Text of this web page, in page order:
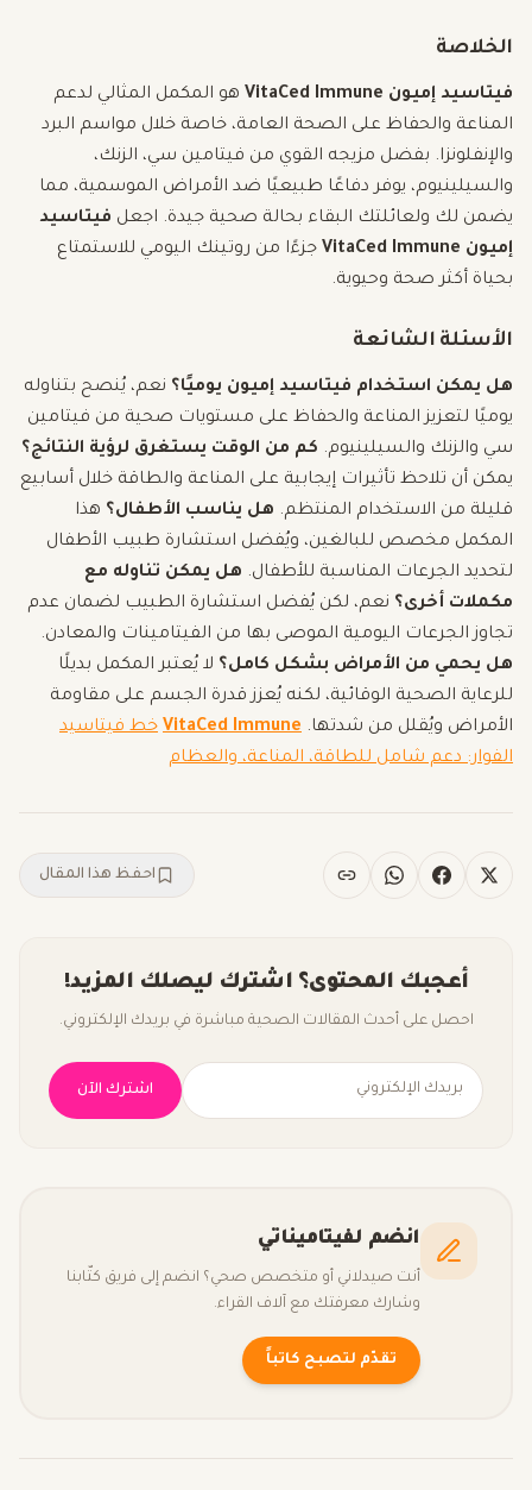
الخلاصة
فيتاسيد إميون VitaCed Immune
هو المكمل المثالي لدعم
المناعة والحفاظ على الصحة العامة، خاصة خلال مواسم البرد
والإنفلونزا. بفضل مزيجه القوي من فيتامين سي، الزنك،
والسيلينيوم، يوفر دفاعًا طبيعيًا ضد الأمراض الموسمية، مما
يضمن لك ولعائلتك البقاء بحالة صحية جيدة. اجعل فيتاسيد
إميون VitaCed Immune
جزءًا من روتينك اليومي للاستمتاع
بحياة أكثر صحة وحيوية.
الأسئلة الشائعة
هل يمكن استخدام فيتاسيد إميون يوميًا؟ نعم، يُنصح بتناوله
يوميًا لتعزيز المناعة والحفاظ على مستويات صحية من فيتامين
سي والزنك والسيلينيوم. كم من الوقت يستغرق لرؤية النتائج؟
يمكن أن تلاحظ تأثيرات إيجابية على المناعة والطاقة خلال أسابيع
قليلة من الاستخدام المنتظم. هل يناسب الأطفال؟ هذا
المكمل مخصص للبالغين، ويُفضل استشارة طبيب الأطفال
لتحديد الجرعات المناسبة للأطفال. هل يمكن تناوله مع
مكملات أخرى؟ نعم، لكن يُفضل استشارة الطبيب لضمان عدم
تجاوز الجرعات اليومية الموصى بها من الفيتامينات والمعادن.
هل يحمي من الأمراض بشكل كامل؟ لا يُعتبر المكمل بديلًا
للرعاية الصحية الوقائية، لكنه يُعزز قدرة الجسم على مقاومة
الأمراض ويُقلل من شدتها. VitaCed Immune خط فيتاسيد
الفوار: دعم شامل للطاقة، المناعة، والعظام
احفظ هذا المقال
أعجبك المحتوى؟ اشترك ليصلك المزيد!
احصل على أحدث المقالات الصحية مباشرة في بريدك الإلكتروني.
اشترك الآن
انضم لفيتاميناتي
أنت صيدلاني أو متخصص صحي؟ انضم إلى فريق كتّابنا
وشارك معرفتك مع آلاف القراء.
تقدّم لتصبح كاتباً